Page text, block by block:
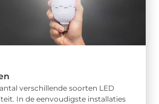
verschillende soorten LED
In de eenvoudigste installaties